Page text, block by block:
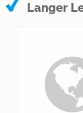
Langer